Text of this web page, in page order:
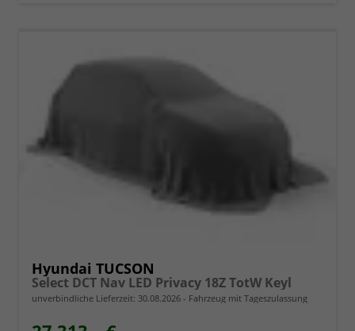
Hyundai TUCSON
Select DCT Nav LED Privacy 18Z TotW Keyl
unverbindliche Lieferzeit: 30.08.2026 Fahrzeug mit Tageszulassung